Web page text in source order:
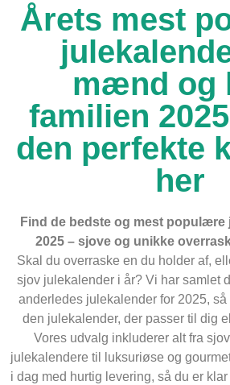
Årets mest
mænd og
familien
den perfekte
her
Find de bedste og mest populære
2025 – sjove og unikke
Skal du overraske en du holder af,
sjov julekalender i år? Vi har samlet
anderledes julekalender for 2025,
den julekalender, der passer til dig
Vores udvalg inkluderer alt fra
julekalendere til luksuriøse og
i dag med hurtig levering, så du er